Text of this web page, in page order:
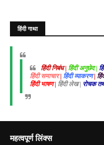
हिंदी गाथा
हिंदी निबंध | हिंदी अनुछेद |
हिंदी समाचार| हिंदी व्याकरण|
हिंदी भाषण | हिंदी लेख | रोचक
महत्वपूर्ण लिंक्स